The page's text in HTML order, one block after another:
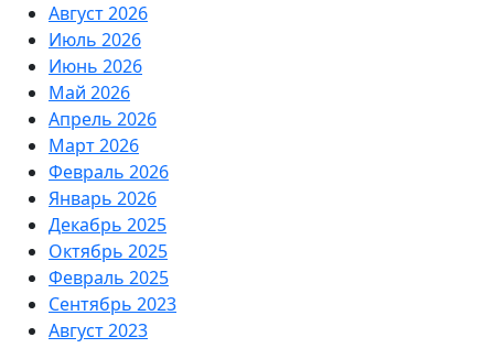
Август 2026
Июль 2026
Июнь 2026
Май 2026
Апрель 2026
Март 2026
Февраль 2026
Январь 2026
Декабрь 2025
Октябрь 2025
Февраль 2025
Сентябрь 2023
Август 2023